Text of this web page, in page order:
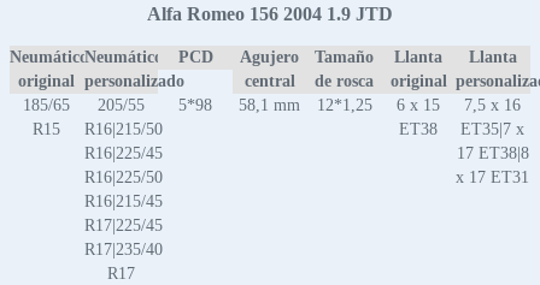
Alfa Romeo 156 2004 1.9 JTD
Neumático
original
Neumático
personalizado
PCD
Agujero
central
Tamaño
de rosca
Llanta
original
Llanta
185/65
R15
205/55
R16|215/50
R16|225/45
R16|225/50
R16|215/45
R17|225/45
R17|235/40
R17
5*98 58,1 mm 12*1,25
6 x 15
ET38
7,5 x 16
ET35|7 x
17 ET38|8
x 17 ET31